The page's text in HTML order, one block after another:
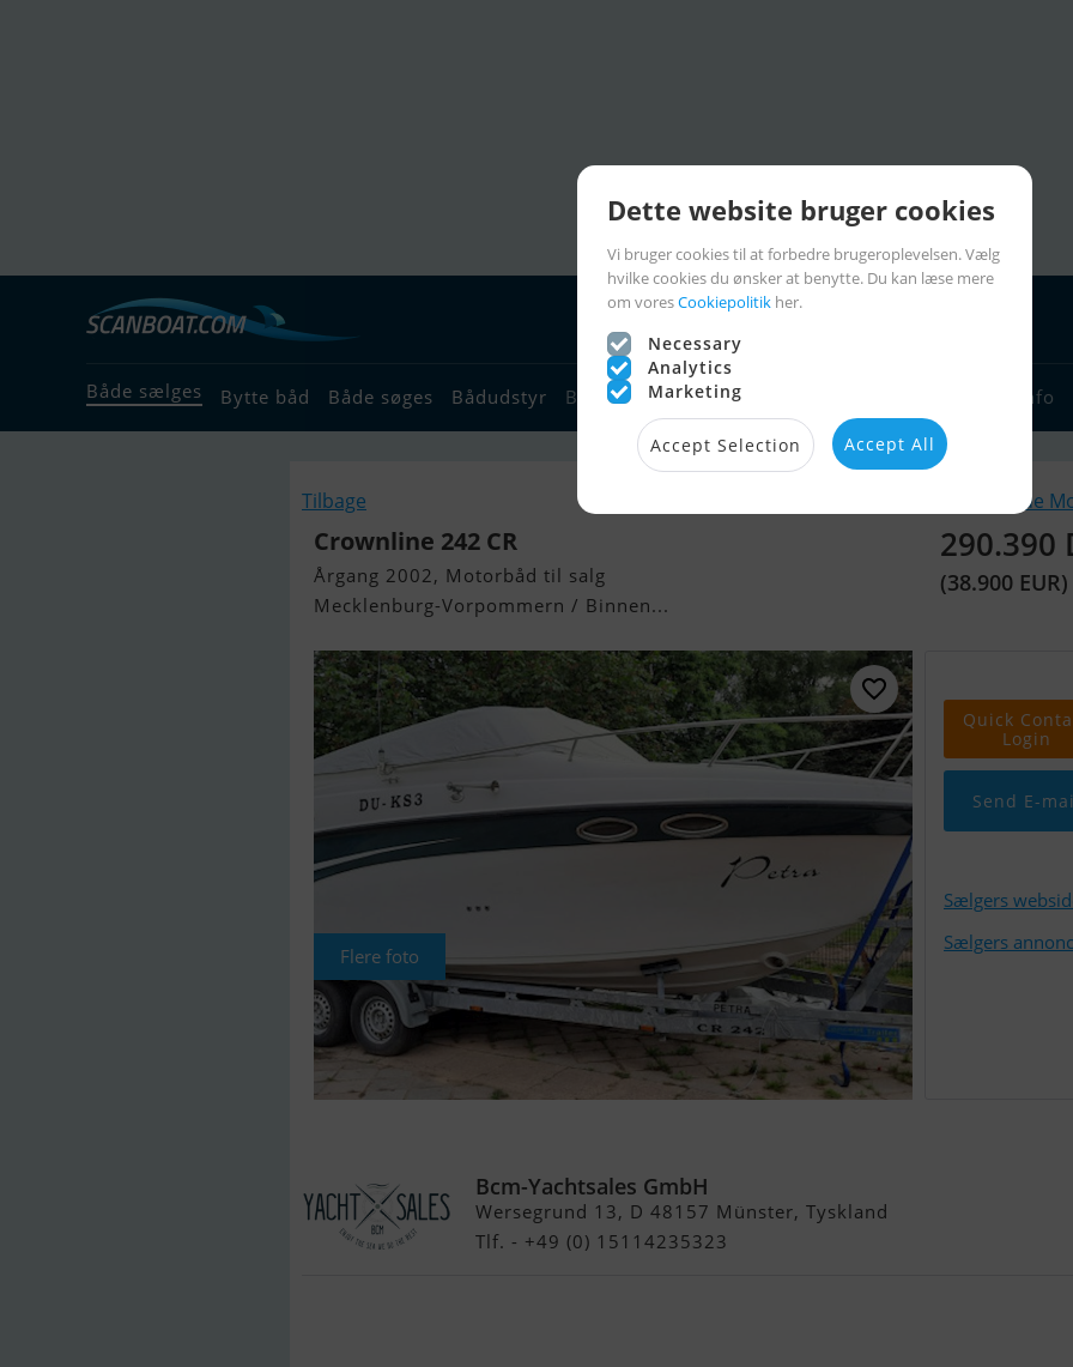
Både sælges Bytte båd Både søges Bådudstyr Bådforhandlere Sejlerlinks Sejlerinfo
Tilbage Lignende
Crownline 242 CR
Årgang 2002, Motorbåd til salg
Mecklenburg-Vorpommern / Binnen...
290.390
(38.900 EUR)
Flere foto
Quick
Login
Send E-
Sælgers
Sælgers
Bcm-Yachtsales GmbH
Wersegrund 13, D 48157 Münster, Tyskland
Tlf. - +49 (0) 15114235323
Dette website bruger cookies
Vi bruger cookies til at forbedre brugeroplevelsen. Vælg
hvilke cookies du ønsker at benytte. Du kan læse mere
om voresCookiepolitik her.
Necessary
Analytics
Marketing
Accept Selection Accept All